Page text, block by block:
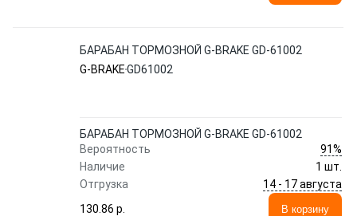
БАРАБАН ТОРМОЗНОЙ G-BRAKE GD-61002
G-BRAKEGD61002
БАРАБАН ТОРМОЗНОЙ G-BRAKE GD-61002
Вероятность
91%
Наличие
1 шт.
Отгрузка
14 - 17 августа
130.86 p.
В корзину